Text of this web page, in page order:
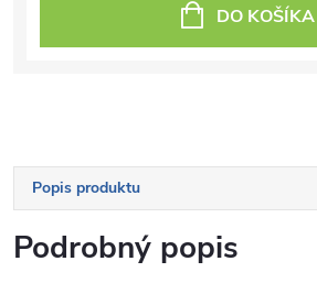
DO KOŠÍKA
Popis produktu
Podrobný popis